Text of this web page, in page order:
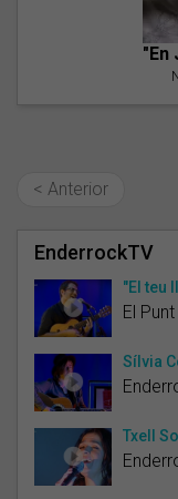
"En
< Anterior
EnderrockTV
"El teu
El
Sílvia
Txell